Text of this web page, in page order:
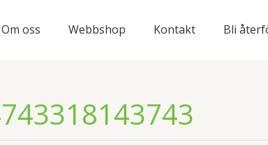
Om oss Webbshop Kontakt Bli